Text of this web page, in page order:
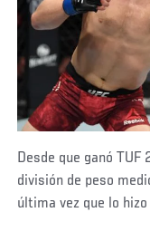
Desde que ganó
división de peso
última vez que lo